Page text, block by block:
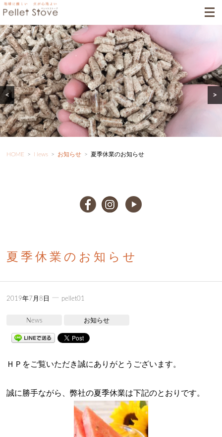
< >
HOME > News > お知らせ > 夏季休業のお知らせ
夏季休業のお知らせ
2019年7月8日 ー pellet01
News お知らせ
ＨＰをご覧いただき誠にありがとうございます。
誠に勝手ながら、弊社の夏季休業は下記のとおりです。